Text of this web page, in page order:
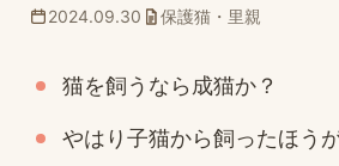
2024.09.30 保護猫・里親
猫を飼うなら成猫か？
やはり子猫から飼ったほう